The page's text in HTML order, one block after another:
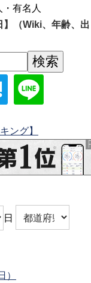
有名人
】（Wiki、年齢、出
ング】
日
）